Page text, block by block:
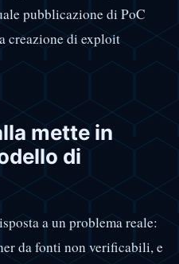
pubblicazione di PoC
creazione di exploit
mette in
di
a un problema reale:
da fonti non verificabili, e